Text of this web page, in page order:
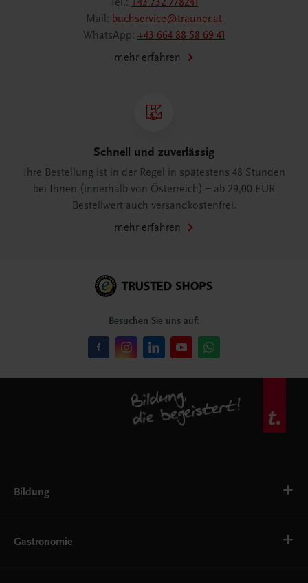
Mail: buchservice@trauner.at
WhatsApp: +43 664 88 58 69 41
mehr erfahren
Schnell und zuverlässig
Ihre Bestellung ist in der Regel in spätestens 48 Stunden
bei Ihnen (innerhalb von Österreich) – ab 29,00 EUR
Bestellwert auch versandkostenfrei.
mehr erfahren
Besuchen Sie uns auf:
Bildung
AHS
Gastronomie